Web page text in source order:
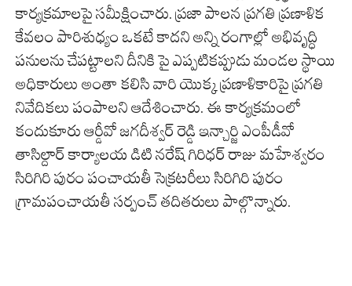
కార్యక్రమాలపై సమీక్షించారు. ప్రజా పాలన ప్రగతి ప్రణాళిక
కేవలం పారిశుధ్యం ఒకటే కాదని అన్ని రంగాల్లో అభివృద్ధి
పనులను చేపట్టాలని దీనికి పై ఎప్పటికప్పుడు మండల స్థాయి
అధికారులు అంతా కలిసి వారి యొక్క ప్రణాళికారిపై ప్రగతి
నివేదికలు పంపాలని ఆదేశించారు. ఈ కార్యక్రమంలో
కందుకూరు ఆర్డీవో జగదీశ్వర్ రెడ్డి ఇన్చార్జి ఎంపీడీవో
తాసిల్దార్ కార్యాలయ డిటి నరేష్ గిరిధర్ రాజు మహేశ్వరం
సిరిగిరి పురం పంచాయతీ సెక్రటరీలు సిరిగిరి పురం
గ్రామపంచాయతీ సర్పంచ్ తదితరులు పాల్గొన్నారు.